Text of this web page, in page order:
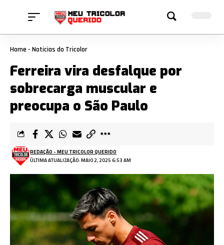
Home - Notícias do Tricolor
Ferreira vira desfalque por
sobrecarga muscular e
preocupa o São Paulo
ÚLTIMA ATUALIZAÇÃO: MAIO 2, 2025 6:53 AM
REDAÇÃO - MEU TRICOLOR QUERIDO